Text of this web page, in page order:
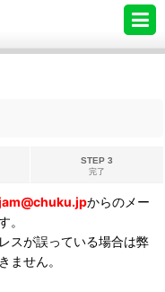
STEP 3
完了
からのメー
。
スが誤っている場合は弊
ません。